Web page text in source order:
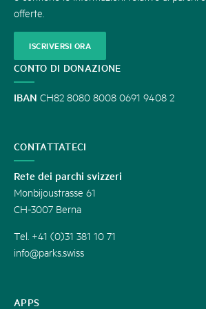
APPS
offerte.
ISCRIVERSI ORA
CONTO DI DONAZIONE
IBAN CH82 8080 8008 0691 9408 2
CONTATTATECI
Rete dei parchi svizzeri
Monbijoustrasse 61
CH-3007 Berna
Tel. +41 (0)31 381 10 71
info@parks.swiss